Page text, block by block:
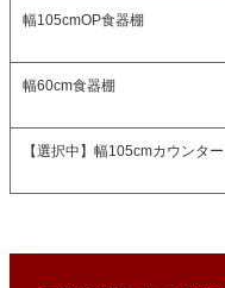
幅105cmOP食器棚
幅60cm食器棚
【選択中】 幅105cmカウンター